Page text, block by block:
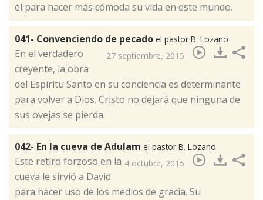
él para hacer más cómoda su vida en este mundo.
041- Convenciendo de pecado el pastor B. Lozano
27 septiembre, 2015
​En el verdadero
creyente, la obra
del Espíritu Santo en su conciencia es determinante
para volver a Dios. Cristo no dejará que ninguna de
sus ovejas se pierda.
042- En la cueva de Adulam el pastor B. Lozano
4 octubre, 2015
​Este retiro forzoso en la
cueva le sirvió a David
para hacer uso de los medios de gracia. Su